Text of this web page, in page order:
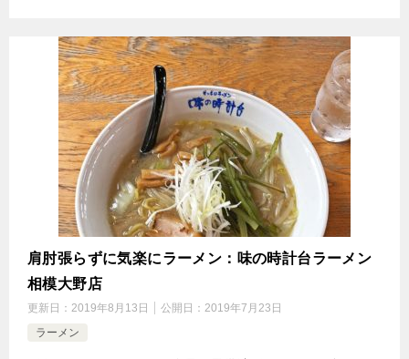
肩肘張らずに気楽にラーメン：味の時計台ラーメン
相模大野店
更新日： 2019年8月13日 公開日： 2019年7月23日
ラーメン